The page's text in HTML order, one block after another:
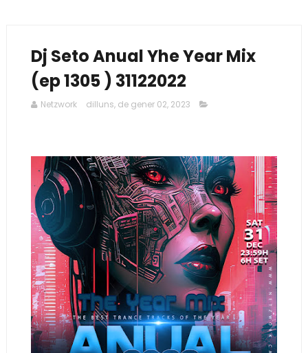
Dj Seto Anual Yhe Year Mix
(ep 1305 ) 31122022
Netzwork dilluns, de gener 02, 2023